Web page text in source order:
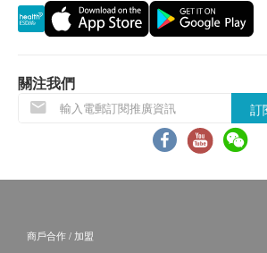
關注我們
訂
商戶合作 / 加盟